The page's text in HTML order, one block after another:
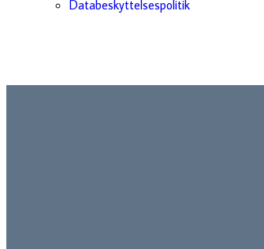
Databeskyttelsespolitik